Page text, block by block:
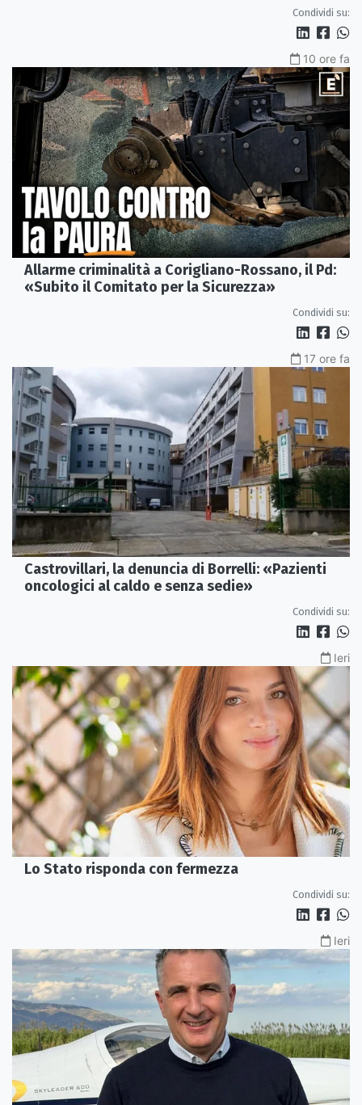
Condividi su:
10 ore fa
Allarme criminalità a Corigliano-Rossano, il Pd:
«Subito il Comitato per la Sicurezza»
Condividi su:
17 ore fa
Castrovillari, la denuncia di Borrelli: «Pazienti
oncologici al caldo e senza sedie»
Condividi su:
Ieri
Lo Stato risponda con fermezza
Condividi su:
Ieri